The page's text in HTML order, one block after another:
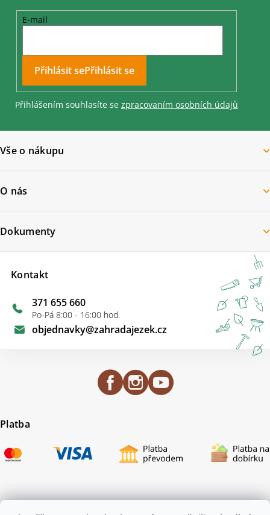
E-mail
Přihlásit se
Přihlášením souhlasíte se zpracovaním osobních údajů
Vše o nákupu
O nás
Kontakt
objednavky@zahradajezek.cz
371 655 660
Po-Pá 8:00 - 16:00 hod.
Dokumenty
Platba